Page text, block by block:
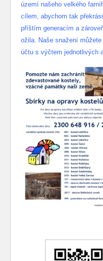
území našeho velkého
cílem, abychom tak
příštím generacím a
ožila. Naše snažení
účtu s výčtem jednotlivých